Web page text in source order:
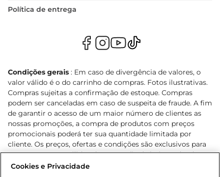
Política de entrega
Condições gerais : Em caso de divergência de valores, o
valor válido é o do carrinho de compras. Fotos ilustrativas.
Compras sujeitas a confirmação de estoque. Compras
podem ser canceladas em caso de suspeita de fraude. A fim
de garantir o acesso de um maior número de clientes as
nossas promoções, a compra de produtos com preços
promocionais poderá ter sua quantidade limitada por
cliente. Os preços, ofertas e condições são exclusivos para
o e-commerce e válidos durante o dia de hoje, podendo
sofrer alterações sem prévia notificação. Proibida a venda
Cookies e Privacidade